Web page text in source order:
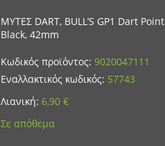
ΜΥΤΕΣ DART, BULL’S GP1 Dart Point
Black, 42mm
Κωδικός προϊόντος:9020047111
Εναλλακτικός κωδικός: 57743
Λιανική: 6,90€
Σε απόθεμα